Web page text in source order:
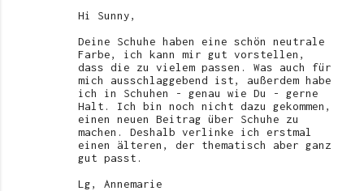
Hi Sunny,
Deine Schuhe haben eine schön neutrale
Farbe, ich kann mir gut vorstellen,
dass die zu vielem passen. Was auch für
mich ausschlaggebend ist, außerdem habe
ich in Schuhen - genau wie Du - gerne
Halt. Ich bin noch nicht dazu gekommen,
einen neuen Beitrag über Schuhe zu
machen. Deshalb verlinke ich erstmal
einen älteren, der thematisch aber ganz
gut passt.
Lg, Annemarie